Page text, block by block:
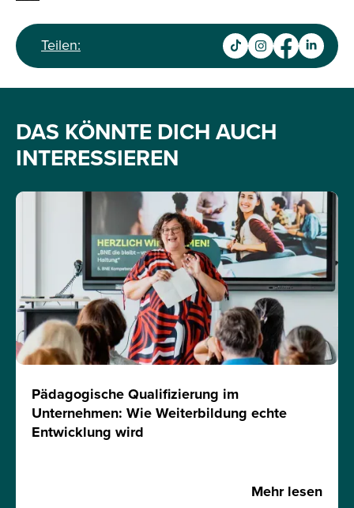
Teilen:
DAS KÖNNTE DICH AUCH
INTERESSIEREN
Pädagogische Qualifizierung im
Unternehmen: Wie Weiterbildung echte
Entwicklung wird
Mehr lesen